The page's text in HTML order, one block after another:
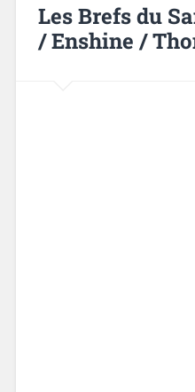
Les Brefs du
/ Enshine /